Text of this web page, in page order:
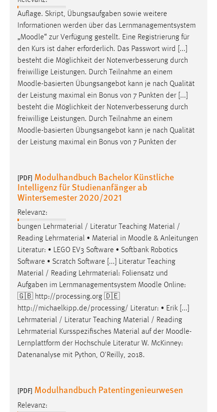
Auflage. Skript, Übungsaufgaben sowie weitere
Informationen werden über das Lernmanagementsystem
„Moodle“ zur Verfügung gestellt. Eine Registrierung für
den Kurs ist daher erforderlich. Das Passwort wird [...]
besteht die Möglichkeit der Notenverbesserung durch
freiwillige Leistungen. Durch Teilnahme an einem
Moodle-basierten Übungsangebot kann je nach Qualität
der Leistung maximal ein Bonus von 7 Punkten der [...]
besteht die Möglichkeit der Notenverbesserung durch
freiwillige Leistungen. Durch Teilnahme an einem
Moodle-basierten Übungsangebot kann je nach Qualität
der Leistung maximal ein Bonus von 7 Punkten der
[PDF] Modulhandbuch Bachelor Künstliche
Intelligenz für Studienanfänger ab
Wintersemester 2020/2021
Relevanz:
bungen Lehrmaterial / Literatur Teaching Material /
Reading Lehrmaterial • Material in Moodle & Anleitungen
Literatur: • LEGO EV3 Software • Softbank Robotics
Software • Scratch Software [...] Literatur Teaching
Material / Reading Lehrmaterial: Foliensatz und
Aufgaben im Lernmanagementsystem Moodle Online:
🇬🇧 http://processing.org 🇩🇪
http://michaelkipp.de/processing/ Literatur: • Erik [...]
Lehrmaterial / Literatur Teaching Material / Reading
Lehrmaterial Kursspezifisches Material auf der Moodle-
Lernplattform der Hochschule Literatur W. McKinney:
Datenanalyse mit Python, O'Reilly, 2018.
[PDF] Modulhandbuch Patentingenieurwesen
Relevanz:
Conversion-Tracking
Cookie Laufzeit:
3 Monate
Facebook Pixel
Name:
_fbp
Anbieter:
Facebook
Zweck:
Cookie Laufzeit:
3 Monate
EXTERNE MEDIEN
Um Inhalte von Videoplattformen und Social Media
Plattformen anzeigen zu können, werden von diesen
externen Medien Cookies gesetzt.
YouTube
Vimeo